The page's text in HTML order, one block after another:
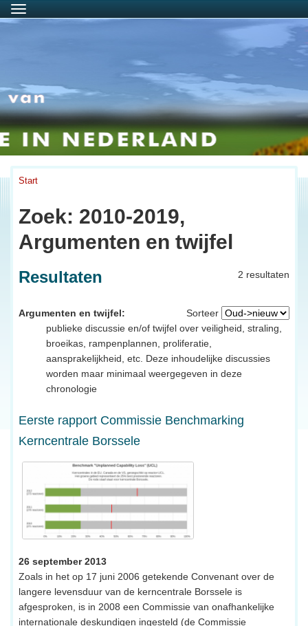
Menu
Start
Zoek: 2010-2019,
Argumenten en twijfel
2 resultaten
Resultaten
Sorteer
Argumenten en twijfel:
publieke discussie en/of twijfel over veiligheid, straling,
broeikas, rampenplannen, proliferatie,
aansprakelijkheid, etc. Deze inhoudelijke discussies
worden maar minimaal weergegeven in deze
chronologie
Eerste rapport Commissie Benchmarking
Kerncentrale Borssele
26 september 2013
Zoals in het op 17 juni 2006 getekende Convenant over de
langere levensduur van de kerncentrale Borssele is
afgesproken, is in 2008 een Commissie van onafhankelijke
internationale deskundigen ingesteld (de Commissie